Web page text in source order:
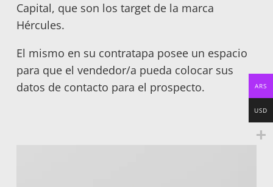
Capital, que son los target de la marca
Hércules.
El mismo en su contratapa posee un espacio
para que el vendedor/a pueda colocar sus
datos de contacto para el prospecto.
ARS
USD